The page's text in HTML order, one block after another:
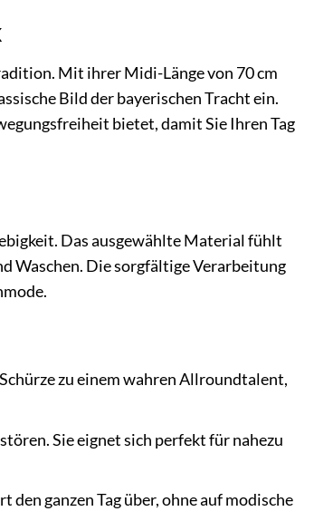
Mit ihrer Midi-Länge von 70 cm
Bild der bayerischen Tracht ein.
bietet, damit Sie Ihren Tag
Das ausgewählte Material fühlt
Waschen. Die sorgfältige Verarbeitung
zu einem wahren Allroundtalent,
Sie eignet sich perfekt für nahezu
ganzen Tag über, ohne auf modische